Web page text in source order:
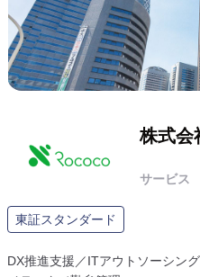
株式会
サービス
東証スタンダード
DX推進支援／ITアウトソーシン